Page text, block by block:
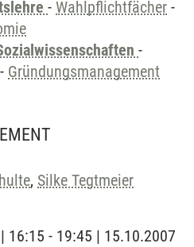
- Wahlpflichtfächer -
-
- Gründungsmanagement
, Silke Tegtmeier
16:15 - 19:45 | 15.10.2007